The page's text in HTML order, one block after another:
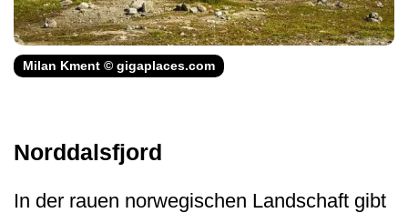
Milan Kment © gigaplaces.com
Norddalsfjord
In der rauen norwegischen Landschaft gibt